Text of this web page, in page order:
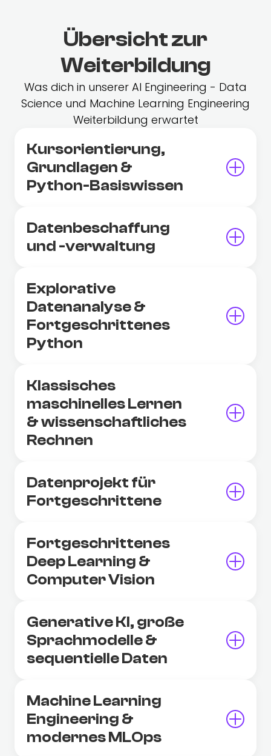
Übersicht zur
Weiterbildung
Was dich in unserer AI Engineering - Data
Science und Machine Learning Engineering
Weiterbildung erwartet
Kursorientierung,
Grundlagen &
Python-Basiswissen
Datenbeschaffung
und -verwaltung
Explorative
Datenanalyse &
Fortgeschrittenes
Python
Klassisches
maschinelles Lernen
& wissenschaftliches
Rechnen
Datenprojekt für
Fortgeschrittene
Fortgeschrittenes
Deep Learning &
Computer Vision
Generative KI, große
Sprachmodelle &
sequentielle Daten
Machine Learning
Engineering &
modernes MLOps